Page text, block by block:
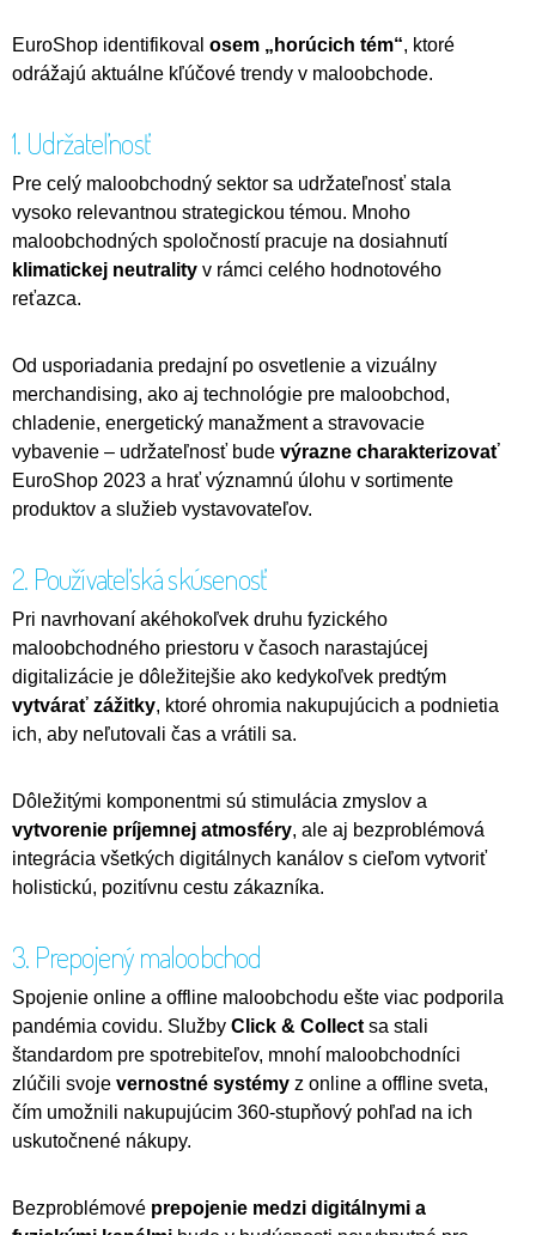
EuroShop identifikoval osem „horúcich tém“, ktoré
odrážajú aktuálne kľúčové trendy v maloobchode.
1. Udržateľnosť
Pre celý maloobchodný sektor sa udržateľnosť stala
vysoko relevantnou strategickou témou. Mnoho
maloobchodných spoločností pracuje na dosiahnutí
klimatickej neutrality v rámci celého hodnotového
reťazca.
Od usporiadania predajní po osvetlenie a vizuálny
merchandising, ako aj technológie pre maloobchod,
chladenie, energetický manažment a stravovacie
vybavenie – udržateľnosť bude výrazne charakterizovať
EuroShop 2023 a hrať významnú úlohu v sortimente
produktov a služieb vystavovateľov.
2. Používateľská skúsenosť
Pri navrhovaní akéhokoľvek druhu fyzického
maloobchodného priestoru v časoch narastajúcej
digitalizácie je dôležitejšie ako kedykoľvek predtým
vytvárať zážitky, ktoré ohromia nakupujúcich a podnietia
ich, aby neľutovali čas a vrátili sa.
Dôležitými komponentmi sú stimulácia zmyslov a
vytvorenie príjemnej atmosféry, ale aj bezproblémová
integrácia všetkých digitálnych kanálov s cieľom vytvoriť
holistickú, pozitívnu cestu zákazníka.
3. Prepojený maloobchod
Spojenie online a offline maloobchodu ešte viac podporila
pandémia covidu. Služby Click & Collect sa stali
štandardom pre spotrebiteľov, mnohí maloobchodníci
zlúčili svoje vernostné systémy z online a offline sveta,
čím umožnili nakupujúcim 360-stupňový pohľad na ich
uskutočnené nákupy.
Bezproblémové prepojenie medzi digitálnymi a